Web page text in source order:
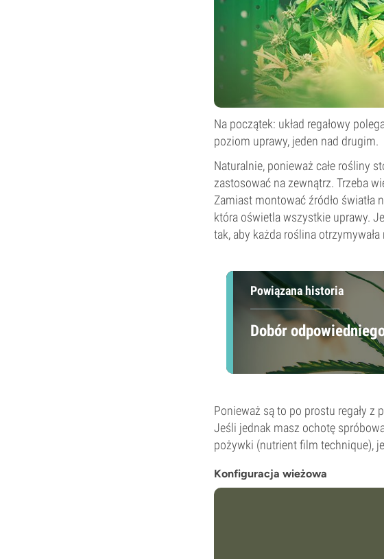
Na początek: układ regałowy
poziom uprawy, jeden nad drugim.
Naturalnie, ponieważ całe rośliny
zastosować na zewnątrz. Trzeba
Zamiast montować źródło światła
która oświetla wszystkie uprawy.
tak, aby każda roślina
Powiązana historia
Dobór
Ponieważ są to po prostu regały z
Jeśli jednak masz ochotę
pożywki (nutrient film technique),
Konfiguracja wieżowa